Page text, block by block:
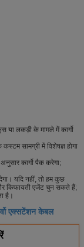
या लकड़ी के मामले में कार्गो
सामग्री में विशेषज्ञ होगा
कार्गो पैक करेगा;
यदि नहीं, तो हम कुछ
किफायती एजेंट चुन सकते हैं;
है।
एक्सटेंशन केबल